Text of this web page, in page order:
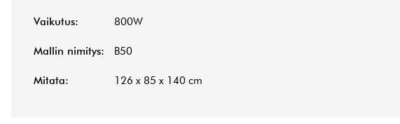
Vaikutus: 800W
Mallin nimitys: B50
Mitata: 126 x 85 x 140 cm